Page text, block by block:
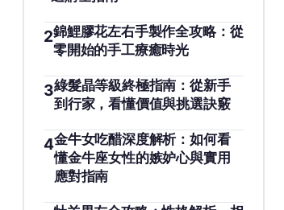
2錦鯉膠花左右手製作全攻略：從
零開始的手工療癒時光
3綠髮晶等級終極指南：從新手
到行家，看懂價值與挑選訣竅
4金牛女吃醋深度解析：如何看
懂金牛座女性的嫉妒心與實用
應對指南